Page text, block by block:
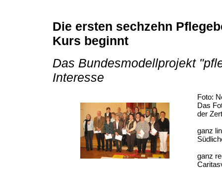
Die ersten sechzehn
Kurs beginnt
Das Bundesmodellprojekt
Interesse
Foto:
Das
der
ganz
ganz